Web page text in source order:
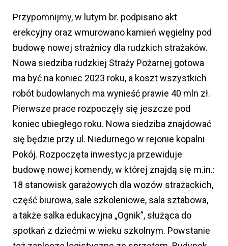
Przypomnijmy, w lutym br. podpisano akt
erekcyjny oraz wmurowano kamień węgielny pod
budowę nowej strażnicy dla rudzkich strażaków.
Nowa siedziba rudzkiej Straży Pożarnej gotowa
ma być na koniec 2023 roku, a koszt wszystkich
robót budowlanych ma wynieść prawie 40 mln zł.
Pierwsze prace rozpoczęły się jeszcze pod
koniec ubiegłego roku. Nowa siedziba znajdować
się będzie przy ul. Niedurnego w rejonie kopalni
Pokój. Rozpoczęta inwestycja przewiduje
budowę nowej komendy, w której znajdą się m.in.:
18 stanowisk garażowych dla wozów strażackich,
część biurowa, sale szkoleniowe, sala sztabowa,
a także salka edukacyjna „Ognik”, służąca do
spotkań z dziećmi w wieku szkolnym. Powstanie